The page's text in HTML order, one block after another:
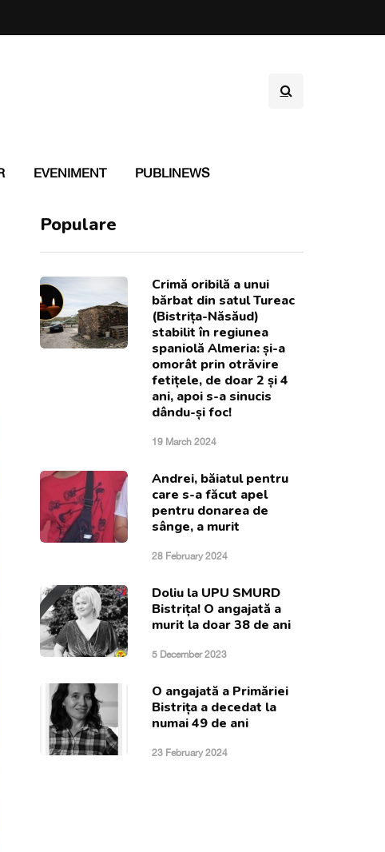
EVENIMENT PUBLINEWS
Populare
Crimă oribilă a unui
bărbat din satul Tureac
(Bistrița-Năsăud)
stabilit în regiunea
spaniolă Almeria: și-a
omorât prin otrăvire
fetițele, de doar 2 și 4
ani, apoi s-a sinucis
dându-și foc!
19 March 2024
Andrei, băiatul pentru
care s-a făcut apel
pentru donarea de
sânge, a murit
28 February 2024
Doliu la UPU SMURD
Bistrița! O angajată a
murit la doar 38 de ani
5 December 2023
O angajată a Primăriei
Bistrița a decedat la
numai 49 de ani
23 February 2024